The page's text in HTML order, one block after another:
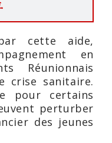
cette aide,
en
Réunionnais
crise sanitaire.
pour certains
perturber
des jeunes